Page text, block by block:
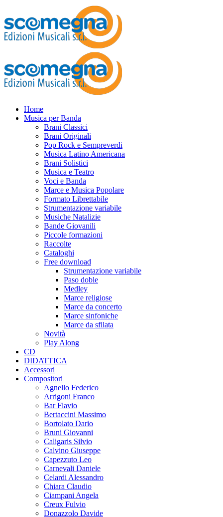
Home
Musica per Banda
Brani Classici
Brani Originali
Pop Rock e Sempreverdi
Musica Latino Americana
Brani Solistici
Musica e Teatro
Voci e Banda
Marce e Musica Popolare
Formato Librettabile
Strumentazione variabile
Musiche Natalizie
Bande Giovanili
Piccole formazioni
Raccolte
Cataloghi
Free download
Strumentazione variabile
Paso doble
Medley
Marce religiose
Marce da concerto
Marce sinfoniche
Marce da sfilata
Novità
Play Along
CD
DIDATTICA
Accessori
Compositori
Agnello Federico
Arrigoni Franco
Bar Flavio
Bertaccini Massimo
Bortolato Dario
Bruni Giovanni
Caligaris Silvio
Calvino Giuseppe
Capezzuto Leo
Carnevali Daniele
Celardi Alessandro
Chiara Claudio
Ciampani Angela
Creux Fulvio
Donazzolo Davide